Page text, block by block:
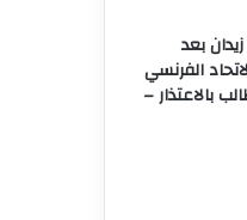
بعد
الفرنسي
بالاعتذار –